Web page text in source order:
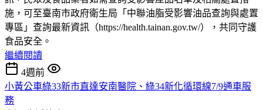
施，可至臺南市政府衛生局「中聯油脂受影響油品查詢與處置
專區」查詢最新資訊（https://health.tainan.gov.tw/），共同守護
食品安全。
繼續閱讀
4週前
小黃公車綠33新市直達安南醫院、綠34新化循環線7/9通車服
務